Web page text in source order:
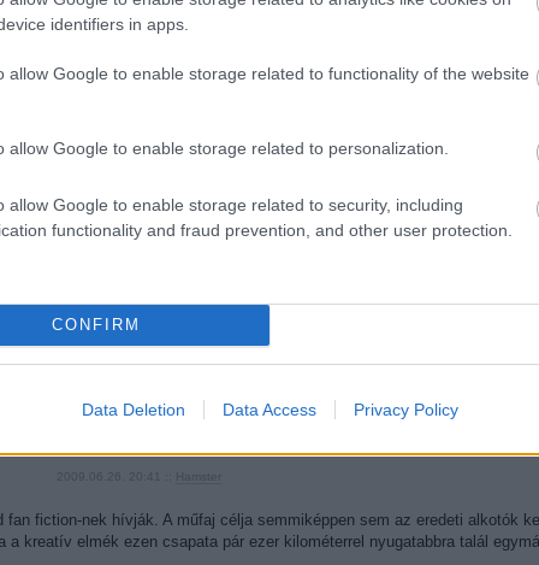
identifiers in apps.
allow Google to enable storage related to functionality of the website
allow Google to enable storage related to personalization.
allow Google to enable storage related to security, including
functionality and fraud prevention, and other user protection.
CONFIRM
Data Deletion Data Access Privacy Policy
fiction-nek hívják. A műfaj célja semmiképpen sem az eredeti alkotók
kreatív elmék ezen csapata pár ezer kilométerrel nyugatabbra talál
2009.06.26. 20:41 :: Hamster
fiction-nek hívják. A műfaj célja semmiképpen sem az eredeti alkotók
kreatív elmék ezen csapata pár ezer kilométerrel nyugatabbra talál